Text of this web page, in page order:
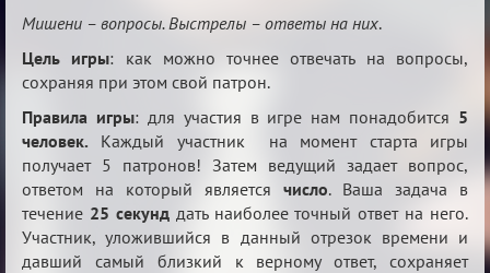
Мишени – вопросы. Выстрелы – ответы на них.
Цель игры: как можно точнее отвечать на вопросы,
сохраняя при этом свой патрон.
Правила игры: для участия в игре нам понадобится 5
человек. Каждый участник на момент старта игры
получает 5 патронов! Затем ведущий задает вопрос,
ответом на который является число. Ваша задача в
течение 25 секунддать наиболее точный ответ на него.
Участник, уложившийся в данный отрезок времени и
давший самый близкий к верному ответ, сохраняет